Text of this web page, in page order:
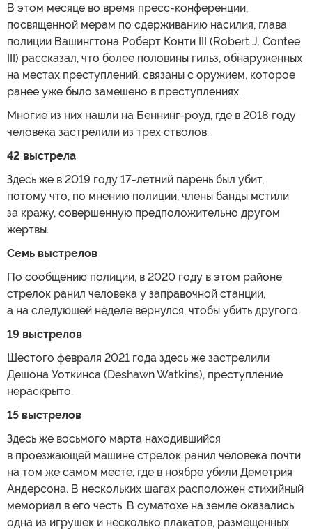
В этом месяце во время пресс-конференции,
посвященной мерам по сдерживанию насилия, глава
полиции Вашингтона Роберт Конти III (Robert J. Contee
III) рассказал, что более половины гильз, обнаруженных
на местах преступлений, связаны с оружием, которое
ранее уже было замешено в преступлениях.
Многие из них нашли на Беннинг-роуд, где в 2018 году
человека застрелили из трех стволов.
42 выстрела
Здесь же в 2019 году 17-летний парень был убит,
потому что, по мнению полиции, члены банды мстили
за кражу, совершенную предположительно другом
жертвы.
Семь выстрелов
По сообщению полиции, в 2020 году в этом районе
стрелок ранил человека у заправочной станции,
а на следующей неделе вернулся, чтобы убить другого.
19 выстрелов
Шестого февраля 2021 года здесь же застрелили
Дешона Уоткинса (Deshawn Watkins), преступление
нераскрыто.
15 выстрелов
Здесь же восьмого марта находившийся
в проезжающей машине стрелок ранил человека почти
на том же самом месте, где в ноябре убили Деметрия
Андерсона. В нескольких шагах расположен стихийный
мемориал в его честь. В суматохе на земле оказались
одна из игрушек и несколько плакатов, размещенных